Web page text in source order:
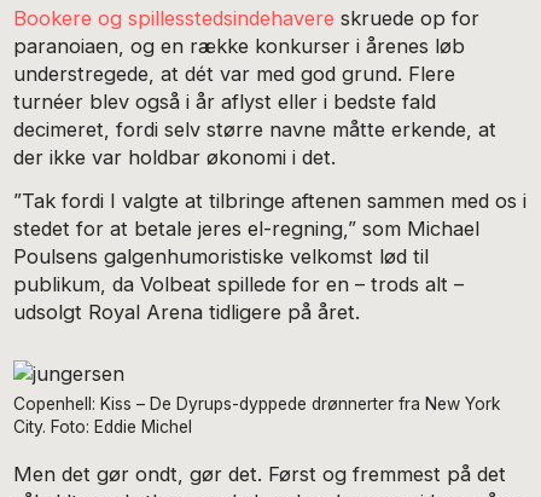
Bookere og spillesstedsindehavere skruede op for
paranoiaen, og en række konkurser i årenes løb
understregede, at dét var med god grund. Flere
turnéer blev også i år aflyst eller i bedste fald
decimeret, fordi selv større navne måtte erkende, at
der ikke var holdbar økonomi i det.
”Tak fordi I valgte at tilbringe aftenen sammen med os i
stedet for at betale jeres el-regning,” som Michael
Poulsens galgenhumoristiske velkomst lød til
publikum, da Volbeat spillede for en – trods alt –
udsolgt Royal Arena tidligere på året.
Copenhell: Kiss – De Dyrups-dyppede drønnerter fra New York
City. Foto: Eddie Michel
Men det gør ondt, gør det. Først og fremmest på det